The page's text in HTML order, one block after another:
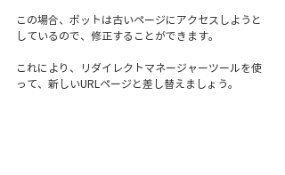
この場合、ボットは古いページにアクセスしようと
しているので、修正することができます。
これにより、リダイレクトマネージャーツールを使
って、新しいURLページと差し替えましょう。